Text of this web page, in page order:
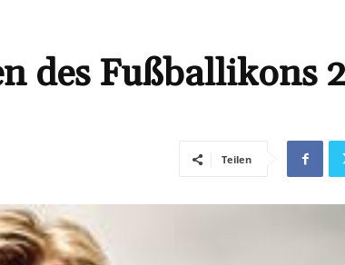
des Fußballikons
Teilen